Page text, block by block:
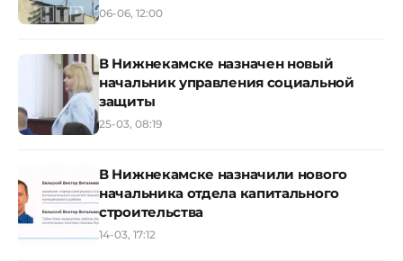
06-06, 12:00
В Нижнекамске назначен новый
начальник управления социальной
защиты
25-03, 08:19
В Нижнекамске назначили нового
начальника отдела капитального
строительства
14-03, 17:12